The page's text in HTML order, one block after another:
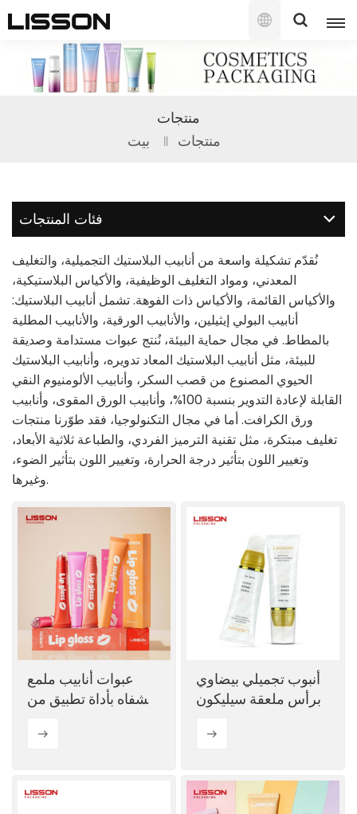
العربية
English
français
español
português
العربية
日本語
한국의
ไทย
Tiếng việt
中文
منتجات
بيت منتجات
فئات المنتجات
نُقدّم تشكيلة واسعة من أنابيب البلاستيك التجميلية، والتغليف
المعدني، ومواد التغليف الوظيفية، والأكياس البلاستيكية،
والأكياس القائمة، والأكياس ذات الفوهة. تشمل أنابيب البلاستيك:
أنابيب البولي إيثيلين، والأنابيب الورقية، والأنابيب المطلية
بالمطاط. في مجال حماية البيئة، نُنتج عبوات مستدامة وصديقة
للبيئة، مثل أنابيب البلاستيك المعاد تدويره، وأنابيب البلاستيك
الحيوي المصنوع من قصب السكر، وأنابيب الألومنيوم النقي
القابلة لإعادة التدوير بنسبة 100%، وأنابيب الورق المقوى، وأنابيب
ورق الكرافت. أما في مجال التكنولوجيا، فقد طوّرنا منتجات
تغليف مبتكرة، مثل تقنية الترميز الفردي، والطباعة ثلاثية الأبعاد،
وتغيير اللون بتأثير درجة الحرارة، وتغيير اللون بتأثير الضوء،
وغيرها.
عبوات أنابيب ملمع
الشفاه بأداة تطبيق من
أنبوب تجميلي بيضاوي
برأس ملعقة سيليكون